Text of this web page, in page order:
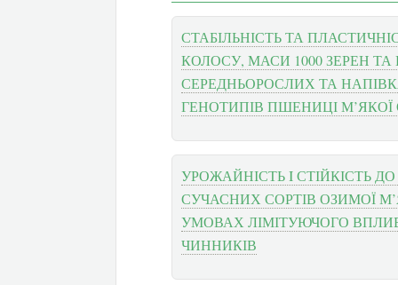
СТАБІЛЬНІСТЬ ТА
КОЛОСУ, МАСИ 1000 ЗЕРЕН
СЕРЕДНЬОРОСЛИХ ТА
ГЕНОТИПІВ ПШЕНИЦІ М’ЯКОЇ
УРОЖАЙНІСТЬ I СТІЙКІСТЬ
СУЧАСНИХ СОРТІВ ОЗИМОЇ
УМОВАХ ЛІМІТУЮЧОГО
ЧИННИКІВ